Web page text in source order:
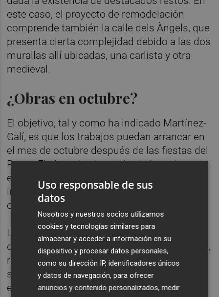
este caso, el proyecto de remodelación
comprende también la calle dels Àngels, que
presenta cierta complejidad debido a las dos
murallas allí ubicadas, una carlista y otra
medieval.
¿Obras en octubre?
El objetivo, tal y como ha indicado Martínez-
Galí, es que los trabajos puedan arrancar en
el mes de octubre después de las fiestas del
Roser. El plazo de ejecución de los mismos
es de seis meses, por tanto, si no hay
imprevistos las obras podrían estar
concluidas la próxima primavera.
La actuación, que prevé la peatonalización
de la zona, permitirá mejorar la accesibilidad,
renovar el mobiliario urbano, así como los
servicios de alcantarillado, redes de energía
eléctrica o telecomunicaciones.
Uso responsable de sus
datos
Nosotros y nuestros socios utilizamos
cookies y tecnologías similares para
almacenar y acceder a información en su
dispositivo y procesar datos personales,
como su dirección IP, identificadores únicos
y datos de navegación, para ofrecer
anuncios y contenido personalizados, medir